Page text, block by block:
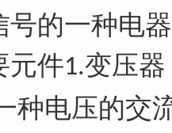
号的一种电
元件1.变压器
种电压的交